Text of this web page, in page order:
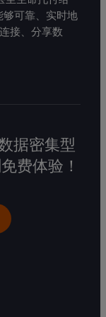
够可靠、实时地
接、分享数
据密集型
费体验！